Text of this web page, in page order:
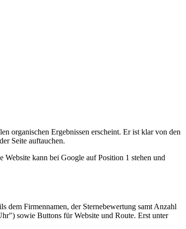
organischen Ergebnissen erscheint. Er ist klar von den
Seite auftauchen.
Website kann bei Google auf Position 1 stehen und
Firmennamen, der Sternebewertung samt Anzahl
sowie Buttons für Website und Route. Erst unter